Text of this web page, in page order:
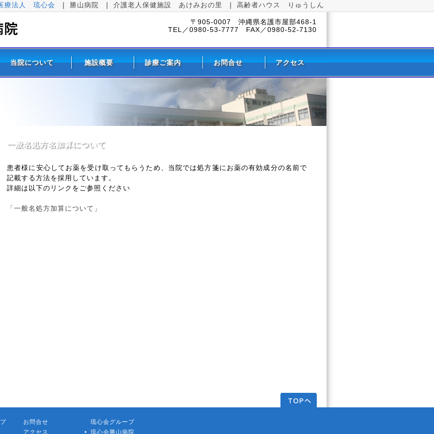
療法人 琉心会 勝山病院 介護老人保健施設 あけみおの里 高齢者ハウス りゅうしん
〒905-0007 沖縄県名護市屋部468-1
TEL／0980-53-7777 FAX／0980-52-7130
当院について 施設概要 診療ご案内 お問合せ アクセス
一般名処方名加算について
患者様に安心してお薬を受け取ってもらうため、当院では処方箋にお薬の有効成分の名前で
記載する方法を採用しています。
詳細は以下のリンクをご参照ください
「一般名処方加算について」
お問合せ
アクセス
琉心会グループ
琉心会勝山病院